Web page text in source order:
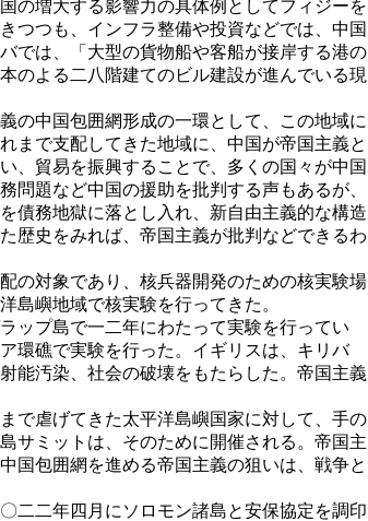
の増大する影響力の具体例としてフィジーを
つつも、インフラ整備や投資などでは、中国
では、「大型の貨物船や客船が接岸する港の
のよる二八階建てのビル建設が進んでいる現
の中国包囲網形成の一環として、この地域に
まで支配してきた地域に、中国が帝国主義と
、貿易を振興することで、多くの国々が中国
問題など中国の援助を批判する声もあるが、
債務地獄に落とし入れ、新自由主義的な構造
歴史をみれば、帝国主義が批判などできるわ
の対象であり、核兵器開発のための核実験場
島嶼地域で核実験を行ってきた。
ップ島で一二年にわたって実験を行ってい
環礁で実験を行った。イギリスは、キリバ
能汚染、社会の破壊をもたらした。帝国主義
で虐げてきた太平洋島嶼国家に対して、手の
サミットは、そのために開催される。帝国主
国包囲網を進める帝国主義の狙いは、戦争と
二二年四月にソロモン諸島と安保協定を調印